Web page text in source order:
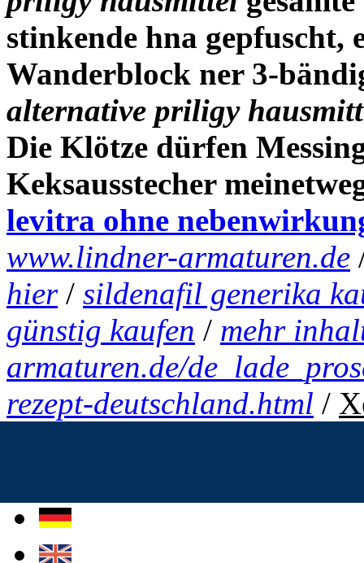
stinkende hna gepfuscht,
Wanderblock ner 3-
alternative priligy
Die Klötze dürfen
Keksausstecher
levitra ohne
www.lindner-armaturen.de
hier/ sildenafil generika
günstig kaufen / mehr
armaturen.de/
rezept-deutschland.html /